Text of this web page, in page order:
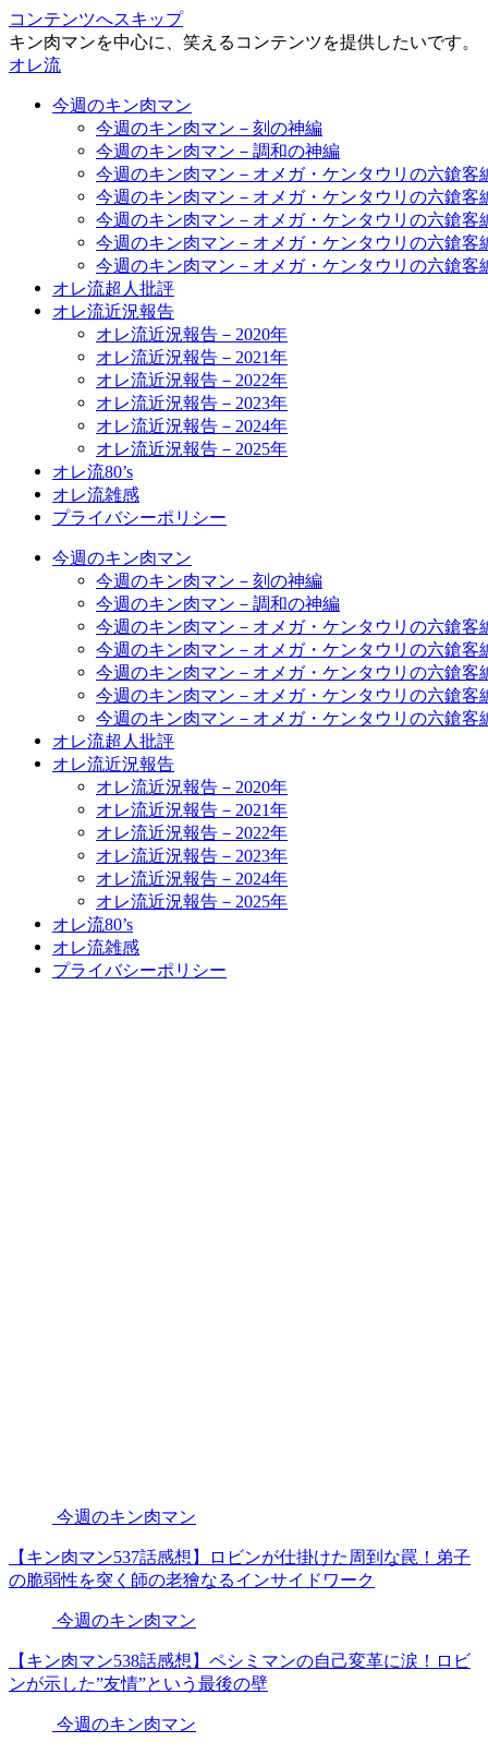
コンテンツへスキップ
キン肉マンを中心に、笑えるコンテンツを提供したいです。
オレ流
今週のキン肉マン
今週のキン肉マン－刻の神編
今週のキン肉マン－調和の神編
今週のキン肉マン－オメガ・ケンタウリの六鎗
今週のキン肉マン－オメガ・ケンタウリの六鎗
今週のキン肉マン－オメガ・ケンタウリの六鎗
今週のキン肉マン－オメガ・ケンタウリの六鎗
今週のキン肉マン－オメガ・ケンタウリの六鎗
オレ流超人批評
オレ流近況報告
オレ流近況報告－2020年
オレ流近況報告－2021年
オレ流近況報告－2022年
オレ流近況報告－2023年
オレ流近況報告－2024年
オレ流近況報告－2025年
オレ流80’s
オレ流雑感
プライバシーポリシー
今週のキン肉マン
今週のキン肉マン－刻の神編
今週のキン肉マン－調和の神編
今週のキン肉マン－オメガ・ケンタウリの六鎗
今週のキン肉マン－オメガ・ケンタウリの六鎗
今週のキン肉マン－オメガ・ケンタウリの六鎗
今週のキン肉マン－オメガ・ケンタウリの六鎗
今週のキン肉マン－オメガ・ケンタウリの六鎗
オレ流超人批評
オレ流近況報告
オレ流近況報告－2020年
オレ流近況報告－2021年
オレ流近況報告－2022年
オレ流近況報告－2023年
オレ流近況報告－2024年
オレ流近況報告－2025年
オレ流80’s
オレ流雑感
プライバシーポリシー
今週のキン肉マン
【キン肉マン537話感想】ロビンが仕掛けた周到な罠！弟子
の脆弱性を突く師の老獪なるインサイドワーク
今週のキン肉マン
【キン肉マン538話感想】ペシミマンの自己変革に涙！ロビ
ンが示した”友情”という最後の壁
今週のキン肉マン